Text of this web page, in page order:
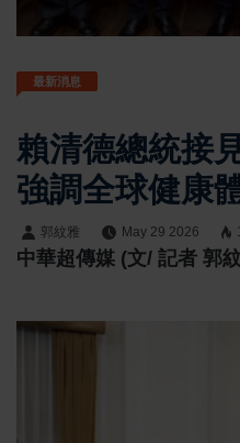
最新消息
賴清德總統接
強調全球健康
灣 盼攜手守護
祉
郭紋雅 May 29 2026
中華超傳媒 (文/ 記者 郭